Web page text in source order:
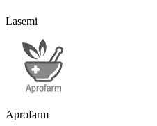
Lasemi
Aprofarm